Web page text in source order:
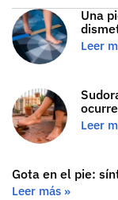
Una
Leer
Leer
Gota en el pie:
Leer más »